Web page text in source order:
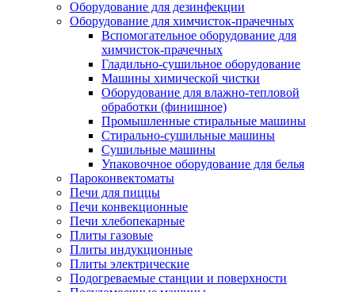
Оборудование для дезинфекции
Оборудование для химчисток-прачечных
Вспомогательное оборудование для
химчисток-прачечных
Гладильно-сушильное оборудование
Машины химической чистки
Оборудование для влажно-тепловой
обработки (финишное)
Промышленные стиральные машины
Стирально-сушильные машины
Сушильные машины
Упаковочное оборудование для белья
Пароконвектоматы
Печи для пиццы
Печи конвекционные
Печи хлебопекарные
Плиты газовые
Плиты индукционные
Плиты электрические
Подогреваемые станции и поверхности